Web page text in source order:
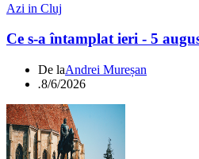
Azi in Cluj
Ce s-a întamplat ieri - 5
De laAndrei Mureșan
.8/6/2026